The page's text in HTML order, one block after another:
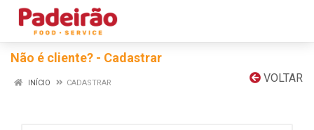
Não é cliente? - Cadastrar
VOLTAR
INÍCIO CADASTRAR